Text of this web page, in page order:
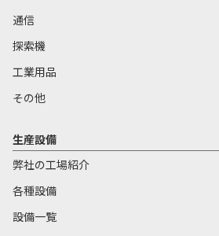
通信
探索機
工業用品
その他
生産設備
弊社の工場紹介
各種設備
設備一覧